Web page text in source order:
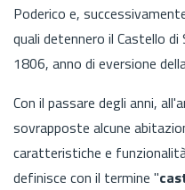
Poderico e,
quali detennero il Castello
1806, anno di eversione
Con il passare degli anni,
sovrapposte alcune
caratteristiche e
definisce con il termine "